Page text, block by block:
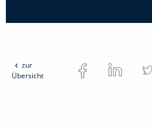
zur
Übersicht